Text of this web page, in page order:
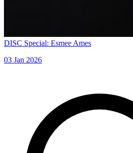
DISC Special: Esmee Ames
03 Jan 2026